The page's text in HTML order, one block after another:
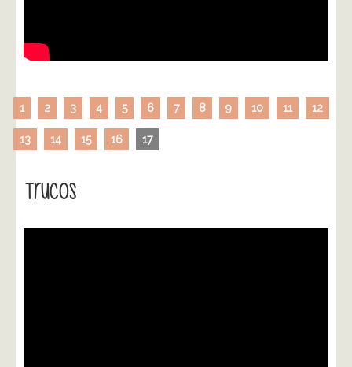
1 2 3 4 5 6 7 8 9 10 11 12
13 14 15 16 17
Trucos